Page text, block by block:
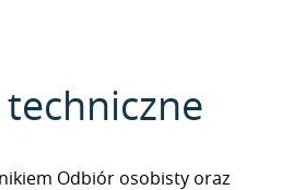
Odbiór osobisty oraz